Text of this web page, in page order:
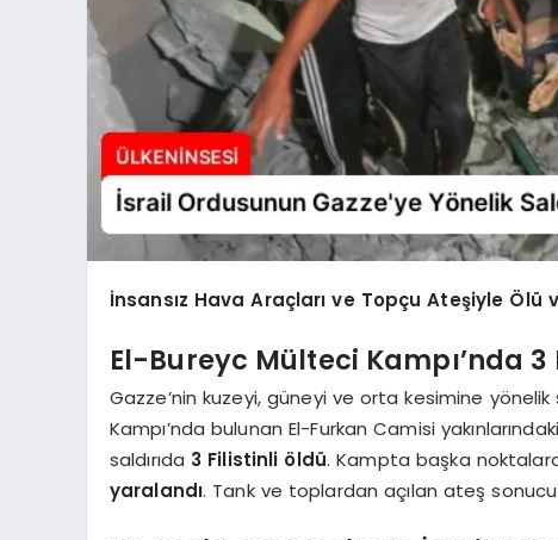
İnsansız Hava Araçları ve Topçu Ateşiyle Ölü
El-Bureyc Mülteci Kampı’nda 3
Gazze’nin kuzeyi, güneyi ve orta kesimine yönelik
Kampı’nda bulunan El-Furkan Camisi
saldırıda 3 Filistinli öldü. Kampta başka
yaralandı. Tank ve toplardan açılan ateş